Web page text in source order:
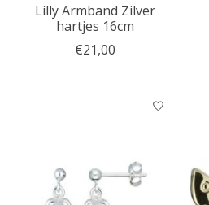
Lilly Armband Zilver
hartjes 16cm
€21,00